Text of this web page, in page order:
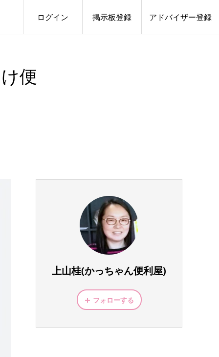
ログイン 掲示板登録 アドバイザー登録
便
上山桂(かっちゃん便利屋)
フォローする